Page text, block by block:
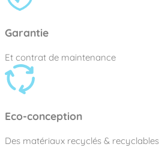
Garantie
Et contrat de maintenance
Eco-conception
Des matériaux recyclés & recyclables